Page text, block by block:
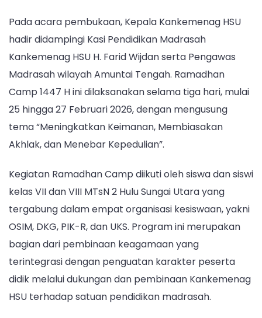
Harus
Beretika
Berakhlak
Pada acara pembukaan, Kepala Kankemenag HSU
hadir didampingi Kasi Pendidikan Madrasah
Kankemenag HSU H. Farid Wijdan serta Pengawas
Madrasah wilayah Amuntai Tengah. Ramadhan
Camp 1447 H ini dilaksanakan selama tiga hari, mulai
25 hingga 27 Februari 2026, dengan mengusung
tema “Meningkatkan Keimanan, Membiasakan
Akhlak, dan Menebar Kepedulian”.
Kegiatan Ramadhan Camp diikuti oleh siswa dan siswi
kelas VII dan VIII MTsN 2 Hulu Sungai Utara yang
tergabung dalam empat organisasi kesiswaan, yakni
OSIM, DKG, PIK-R, dan UKS. Program ini merupakan
bagian dari pembinaan keagamaan yang
terintegrasi dengan penguatan karakter peserta
didik melalui dukungan dan pembinaan Kankemenag
HSU terhadap satuan pendidikan madrasah.